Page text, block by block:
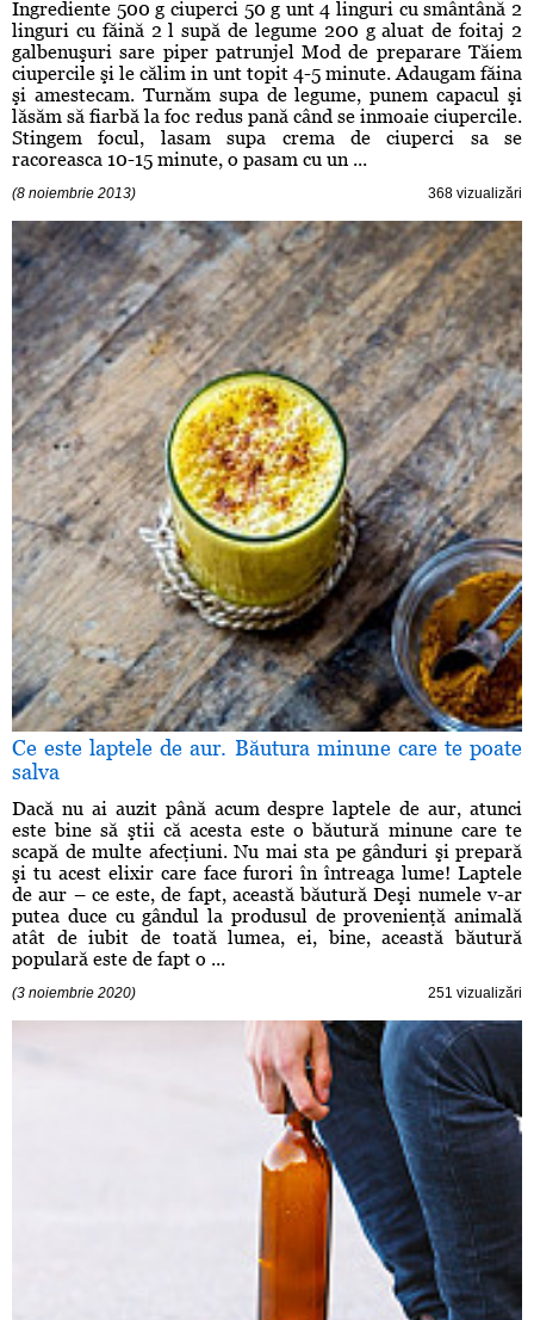
Ingrediente 500 g ciuperci 50 g unt 4 linguri cu smântână 2
linguri cu făină 2 l supă de legume 200 g aluat de foitaj 2
galbenuşuri sare piper patrunjel Mod de preparare Tăiem
ciupercile şi le călim in unt topit 4-5 minute. Adaugam făina
şi amestecam. Turnăm supa de legume, punem capacul şi
lăsăm să fiarbă la foc redus pană când se inmoaie ciupercile.
Stingem focul, lasam supa crema de ciuperci sa se
racoreasca 10-15 minute, o pasam cu un ...
(8 noiembrie 2013) 368 vizualizări
Ce este laptele de aur. Băutura minune care te poate
salva
Dacă nu ai auzit până acum despre laptele de aur, atunci
este bine să ştii că acesta este o băutură minune care te
scapă de multe afecţiuni. Nu mai sta pe gânduri şi prepară
şi tu acest elixir care face furori în întreaga lume! Laptele
de aur – ce este, de fapt, această băutură Deşi numele v-ar
putea duce cu gândul la produsul de provenienţă animală
atât de iubit de toată lumea, ei, bine, această băutură
populară este de fapt o ...
(3 noiembrie 2020) 251 vizualizări